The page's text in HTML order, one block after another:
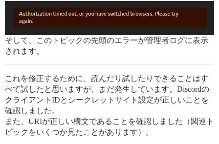
そして、このトピックの先頭のエラーが管理者ログに表示
されます。
これを修正するために、読んだり試したりできることはす
べて試したと思いますが、まだ発生しています。Discordの
クライアントIDとシークレットサイト設定が正しいことを
確認しました。
また、URIが正しい構文であることを確認しました（関連ト
ピックをいくつか見たことがあります）。